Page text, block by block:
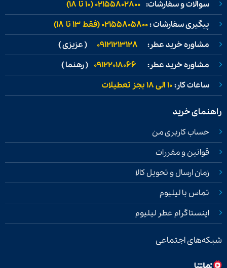
سوالات و سفارشات: 02155802800 (۱۰ تا ۱۸)
پیگیری سفارشات :02155805800 (فقط ۱۳ تا ۱۸)
مشاوره خرید عطر: 09121213128 ( عزیزی )
مشاوره خرید عطر: 09122018066 ( رهنما )
ساعات کار:۱۰ الی ۱۸ بجز تعطیلات
راهنمای خرید
حساب کاربری من
قوانین و مقررات
زمان ارسال و تحویل کالا
تماس با لیلیوم
اینستاگرام عطر لیلیوم
شبکه‌های اجتماعی